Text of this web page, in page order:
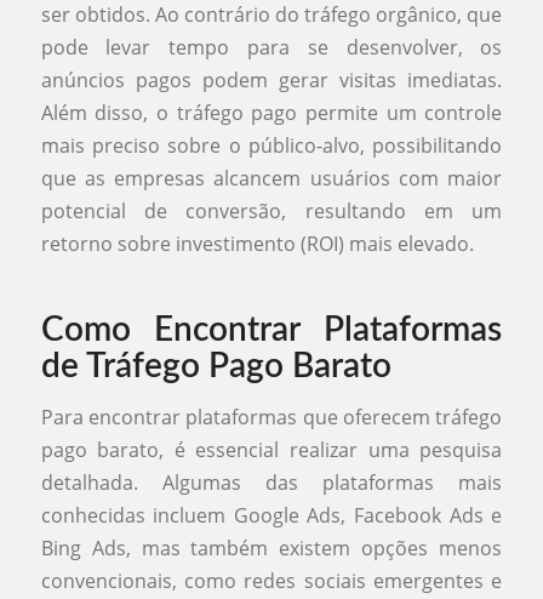
ser obtidos. Ao contrário do tráfego orgânico, que
pode levar tempo para se desenvolver, os
anúncios pagos podem gerar visitas imediatas.
Além disso, o tráfego pago permite um controle
mais preciso sobre o público-alvo, possibilitando
que as empresas alcancem usuários com maior
potencial de conversão, resultando em um
retorno sobre investimento (ROI) mais elevado.
Como Encontrar Plataformas
de Tráfego Pago Barato
Para encontrar plataformas que oferecem tráfego
pago barato, é essencial realizar uma pesquisa
detalhada. Algumas das plataformas mais
conhecidas incluem Google Ads, Facebook Ads e
Bing Ads, mas também existem opções menos
convencionais, como redes sociais emergentes e